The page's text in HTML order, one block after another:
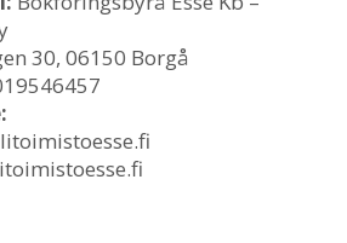
30, 06150 Borgå